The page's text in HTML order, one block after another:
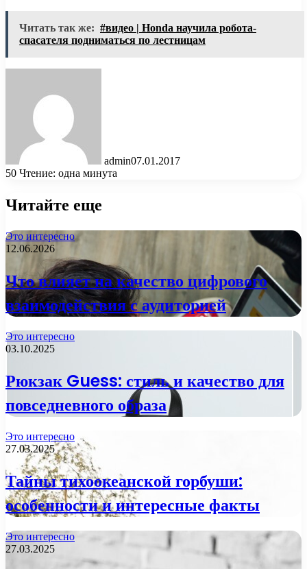
Читать так же: #видео | Honda научила робота-
спасателя подниматься по лестницам
admin07.01.2017
50 Чтение: одна минута
Читайте еще
Это интересно
12.06.2026
Что влияет на качество цифрового
взаимодействия с аудиторией
Это интересно
03.10.2025
Рюкзак Guess: стиль и качество для
повседневного образа
Это интересно
27.03.2025
Тайны тихоокеанской горбуши:
особенности и интересные факты
Это интересно
27.03.2025